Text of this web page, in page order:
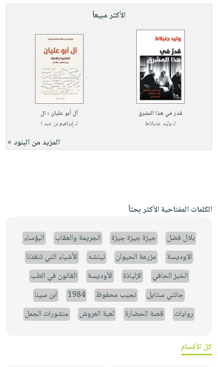
الأكثر مبيعاً
قدر في هذا المشرق
لـوليد جنبلاط
آل أبو عليان ؛ ال
لـإبراهيم بن عبد ا
المزيد من البنود »
الكلمات المفتاحية الأكثر بحثاً
بلال فضل جيزة جيزة جيزة الجريمة والعقاب
البؤساء
الاوديسة
مزرعة الحيوان نيتشه
الأشياء التي تنقذنا
الخبز الحافي
الإلياذة الأوديسة
القانون في الطب
جانتي ستايل
نجيب محفوظ 1984
ابن سينا
روايات
قصة الحضارة لعبة العروش منشورات الجمل
كل الأقسام